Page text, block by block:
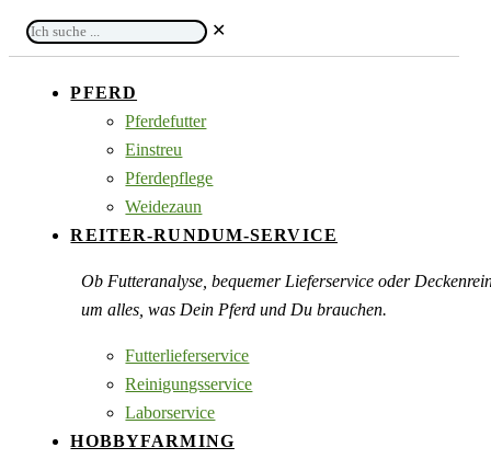
Ich
suche
✕
PFERD
Pferdefutter
Einstreu
Pferdepflege
Weidezaun
REITER-RUNDUM-SERVICE
Ob Futteranalyse, bequemer Lieferservice oder
um alles, was Dein Pferd und Du brauchen.
Futterlieferservice
Reinigungsservice
Laborservice
HOBBYFARMING